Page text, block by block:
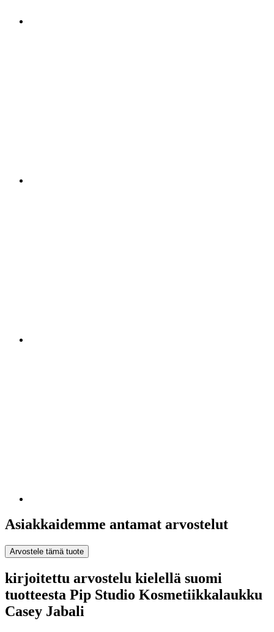
Asiakkaidemme antamat arvostelut
Arvostele tämä tuote
kirjoitettu arvostelu kielellä suomi
tuotteesta Pip Studio Kosmetiikkalaukku
Casey Jabali